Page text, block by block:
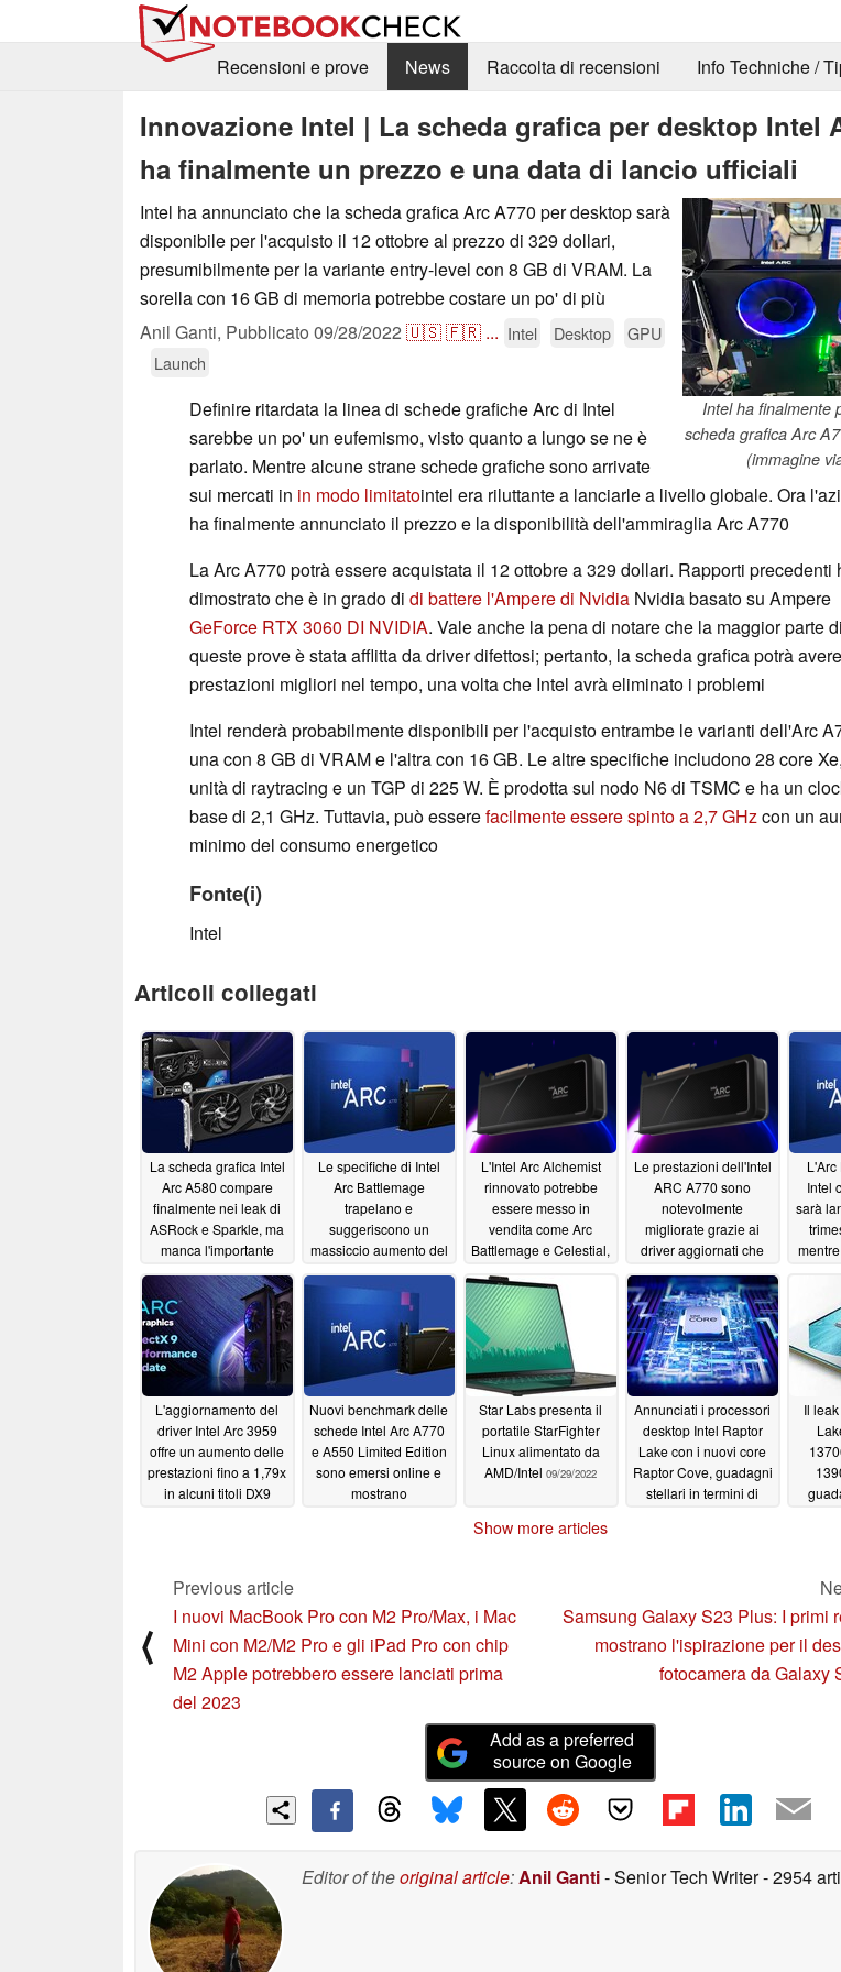
Recensioni e prove
News Raccolta di recensioni Info Techniche /
Innovazione Intel | La scheda grafica per desktop Intel
ha finalmente un prezzo e una data di lancio ufficiali
Intel ha finalmente
scheda grafica Arc
(immagine
Intel ha annunciato che la scheda grafica Arc A770 per desktop sarà
disponibile per l'acquisto il 12 ottobre al prezzo di 329 dollari,
presumibilmente per la variante entry-level con 8 GB di VRAM. La
sorella con 16 GB di memoria potrebbe costare un po' di più
Anil Ganti, Pubblicato 09/28/2022 🇺🇸🇫🇷 ... Intel Desktop
GPU
Launch
Definire ritardata la linea di schede grafiche Arc di Intel
sarebbe un po' un eufemismo, visto quanto a lungo se ne è
parlato. Mentre alcune strane schede grafiche sono arrivate
sui mercati in in modo limitatointel era riluttante a lanciarle a livello globale. Ora
ha finalmente annunciato il prezzo e la disponibilità dell'ammiraglia Arc A770
La Arc A770 potrà essere acquistata il 12 ottobre a 329 dollari. Rapporti precedenti
dimostrato che è in grado di di battere l'Ampere di Nvidia Nvidia basato su Ampere
GeForce RTX 3060 DI NVIDIA. Vale anche la pena di notare che la maggior parte di
queste prove è stata afflitta da driver difettosi; pertanto, la scheda grafica potrà avere
prestazioni migliori nel tempo, una volta che Intel avrà eliminato i problemi
Intel renderà probabilmente disponibili per l'acquisto entrambe le varianti dell'Arc
una con 8 GB di VRAM e l'altra con 16 GB. Le altre specifiche includono 28 core
unità di raytracing e un TGP di 225 W. È prodotta sul nodo N6 di TSMC e ha un
base di 2,1 GHz. Tuttavia, può esserefacilmente essere spinto a 2,7 GHzcon un
minimo del consumo energetico
Fonte(i)
Intel
Articoli collegati
La scheda grafica Intel
Arc A580 compare
finalmente nei leak di
ASRock e Sparkle, ma
manca l'importante
10/05/2023
Le specifiche di Intel
Arc Battlemage
trapelano e
suggeriscono un
massiccio aumento del
della cache L2 e della
velocità di clock
rispetto ad Arc A770
03/29/2023
L'Intel Arc Alchemist
rinnovato potrebbe
essere messo in
vendita come Arc
Battlemage e Celestial,
riferito, rispettivamente
nel 2024 e nel 2026
03/23/2023
Le prestazioni dell'Intel
ARC A770 sono
notevolmente
migliorate grazie ai
driver aggiornati che
fps medi nei giochi
DirectX 11/1203/07/2023
L'Arc
Intel
sarà
L'aggiornamento del
driver Intel Arc 3959
offre un aumento delle
prestazioni fino a 1,79x
in alcuni titoli DX9
Nuovi benchmark delle
schede Intel Arc A770
e A550 Limited Edition
sono emersi online e
mostrano
Star Labs presenta il
portatile StarFighter
Linux alimentato da
AMD/Intel 09/29/2022
Annunciati i processori
desktop Intel Raptor
Lake con i nuovi core
Raptor Cove, guadagni
stellari in termini di
Il
Show more articles
⟨
Previous article
I nuovi MacBook Pro con M2 Pro/Max, i Mac
Mini con M2/M2 Pro e gli iPad Pro con chip
M2 Apple potrebbero essere lanciati prima
del 2023
Samsung Galaxy S23 Plus: I primi
mostrano l'ispirazione per il
fotocamera da Galaxy
Add as a preferred
source on Google
Editor of theoriginal article:Anil Ganti- Senior Tech Writer- 2954